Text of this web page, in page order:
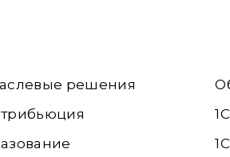
решения